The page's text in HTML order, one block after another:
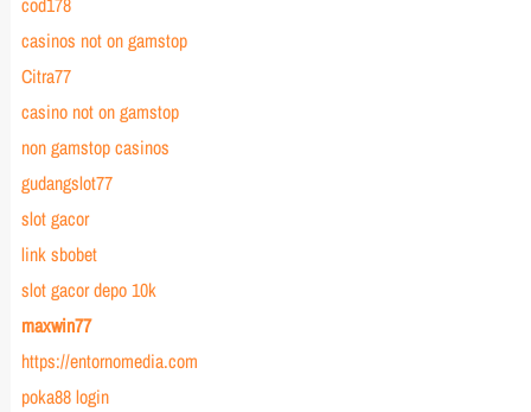
casinos not on gamstop
Citra77
casino not on gamstop
non gamstop casinos
gudangslot77
slot gacor
link sbobet
slot gacor depo 10k
maxwin77
https://entornomedia.com
poka88 login